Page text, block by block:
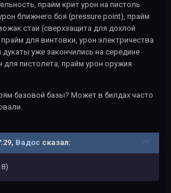
прайм крит урон на пистоль
ближнего боя (pressure point), прайм
стаи (сверхзащита для дохлой
для винтовки, урон электричества
уже закончились на середине
для пистолета, прайм урон оружия
базовой базы? Может в билдах часто
Вадос сказал: